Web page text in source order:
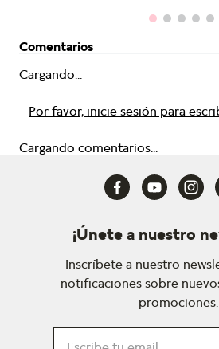
Comentarios
Cargando...
Por favor, inicie sesión para
Cargando comentarios...
¡Únete a nuestro
Inscríbete a nuestro
notificaciones sobre
promociones.